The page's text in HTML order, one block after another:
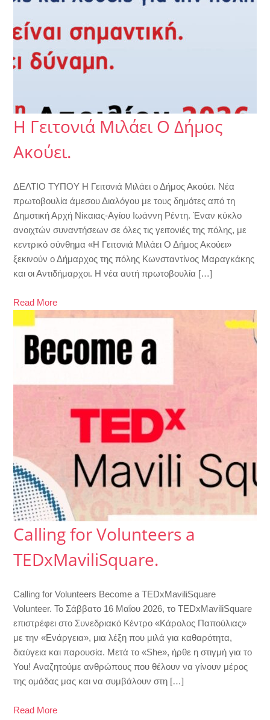
Η Γειτονιά Μιλάει Ο Δήμος
Ακούει.
ΔΕΛΤΙΟ ΤΥΠΟΥ Η Γειτονιά Μιλάει ο Δήμος Ακούει. Νέα
πρωτοβουλία άμεσου Διαλόγου με τους δημότες από τη
Δημοτική Αρχή Νίκαιας-Αγίου Ιωάννη Ρέντη. Έναν κύκλο
ανοιχτών συναντήσεων σε όλες τις γειτονιές της πόλης, με
κεντρικό σύνθημα «Η Γειτονιά Μιλάει Ο Δήμος Ακούει»
ξεκινούν ο Δήμαρχος της πόλης Κωνσταντίνος Μαραγκάκης
και οι Αντιδήμαρχοι. Η νέα αυτή πρωτοβουλία […]
Read More
Calling for Volunteers a
TEDxMaviliSquare.
Calling for Volunteers Become a TEDxMaviliSquare
Volunteer. To Σάββατο 16 Μαΐου 2026, το TEDxMaviliSquare
επιστρέφει στο Συνεδριακό Κέντρο «Κάρολος Παπούλιας»
με την «Ενάργεια», μια λέξη που μιλά για καθαρότητα,
διαύγεια και παρουσία. Μετά το «She», ήρθε η στιγμή για το
You! Αναζητούμε ανθρώπους που θέλουν να γίνουν μέρος
της ομάδας μας και να συμβάλουν στη […]
Read More